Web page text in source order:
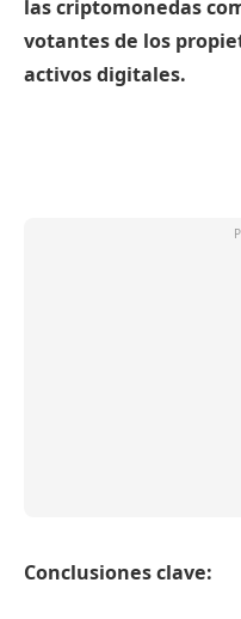
las criptomonedas
votantes de los
activos digitales.
Conclusiones clave: